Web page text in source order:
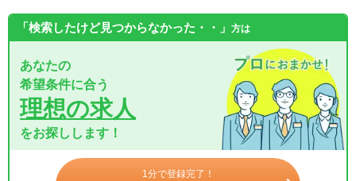
「検索したけど見つからなかった・・」 方は
あなたの
希望条件に合う
理想の求人
をお探しします！
1分で登録完了！